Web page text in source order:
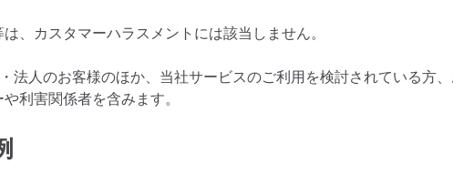
、カスタマーハラスメントには該当しません。
法人のお客様のほか、当社サービスのご利用を検討されている方
利害関係者を含みます。